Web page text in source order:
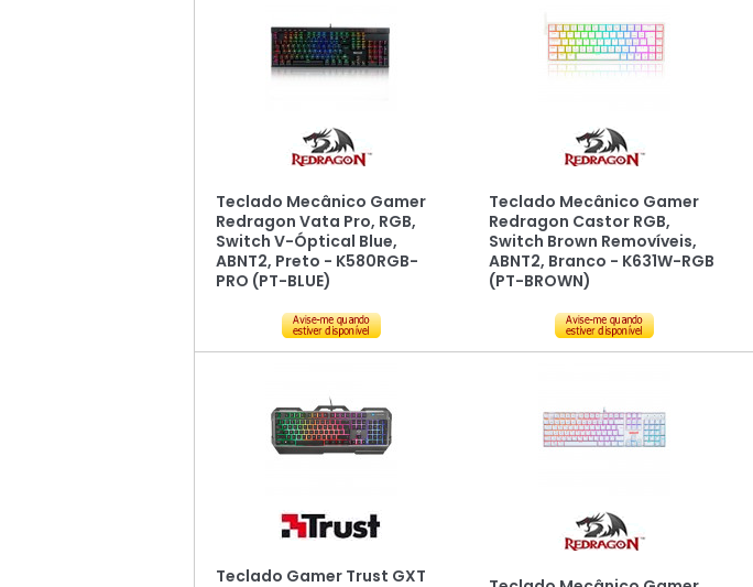
Teclado Mecânico Gamer
Redragon Vata Pro, RGB,
Switch V-Óptical Blue,
ABNT2, Preto - K580RGB-
PRO (PT-BLUE)
Teclado Mecânico Gamer
Redragon Castor RGB,
Switch Brown Removíveis,
ABNT2, Branco - K631W-RGB
(PT-BROWN)
Teclado Gamer Trust GXT